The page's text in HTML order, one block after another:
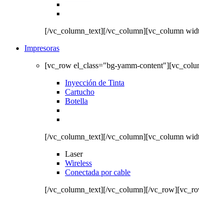
[/vc_column_text][/vc_column][vc_column
Impresoras
[vc_row el_class="bg-yamm-
Inyección de Tinta
Cartucho
Botella
[/vc_column_text][/vc_column][vc_column
Laser
Wireless
Conectada por cable
[/vc_column_text][/vc_column][/